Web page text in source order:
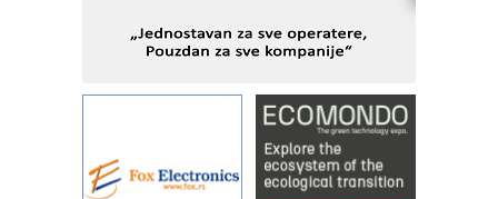
objekte
Alba d.o.o. – 35 godina preciznosti u
IBeRTIM - oprema za ispitivanje
kontrole kvaliteta
STAUFF – Komponente koje